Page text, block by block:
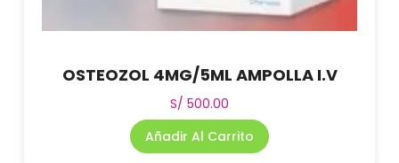
OSTEOZOL 4MG/5ML AMPOLLA I.V
S/ 500.00
Añadir Al Carrito